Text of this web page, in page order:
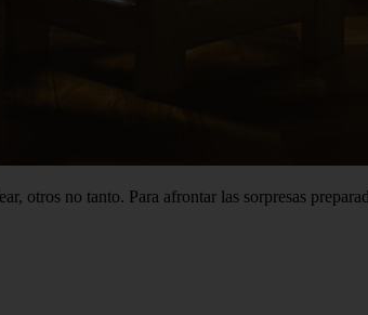
otros no tanto. Para afrontar las sorpresas